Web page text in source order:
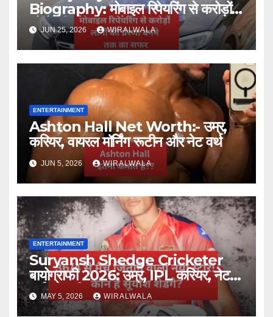
Biography: मोबाइल रिपेयरिंग से करोड़ों
लोगों की प्रेरणा बनने तक का सफर
JUN 25, 2026 WIRALWALA
ENTERTAINMENT
Ashton Hall Net Worth:- उम्र,
करियर, वायरल मॉर्निंग रूटीन और नेट वर्थ
JUN 5, 2026 WIRALWALA
ENTERTAINMENT
Suryansh Shedge Cricketer
बायोग्राफी 2026: उम्र, IPL करियर, नेट
वर्थ और परिवार
MAY 5, 2026 WIRALWALA